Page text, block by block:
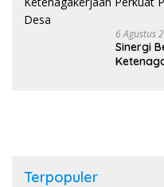
6 Agustus
Sinergi
Terpopuler